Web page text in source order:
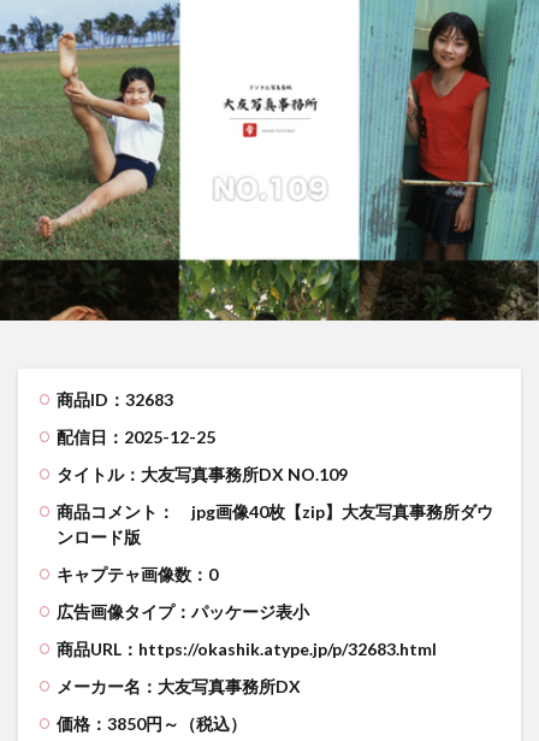
商品ID：32683
配信日：2025-12-25
タイトル：大友写真事務所DX NO.109
商品コメント：
jpg画像40枚【zip】大友写真事務所ダウ
ンロード版
キャプテャ画像数：0
広告画像タイプ：パッケージ表小
商品URL：https://okashik.atype.jp/p/32683.html
メーカー名：大友写真事務所DX
価格：3850円～（税込）